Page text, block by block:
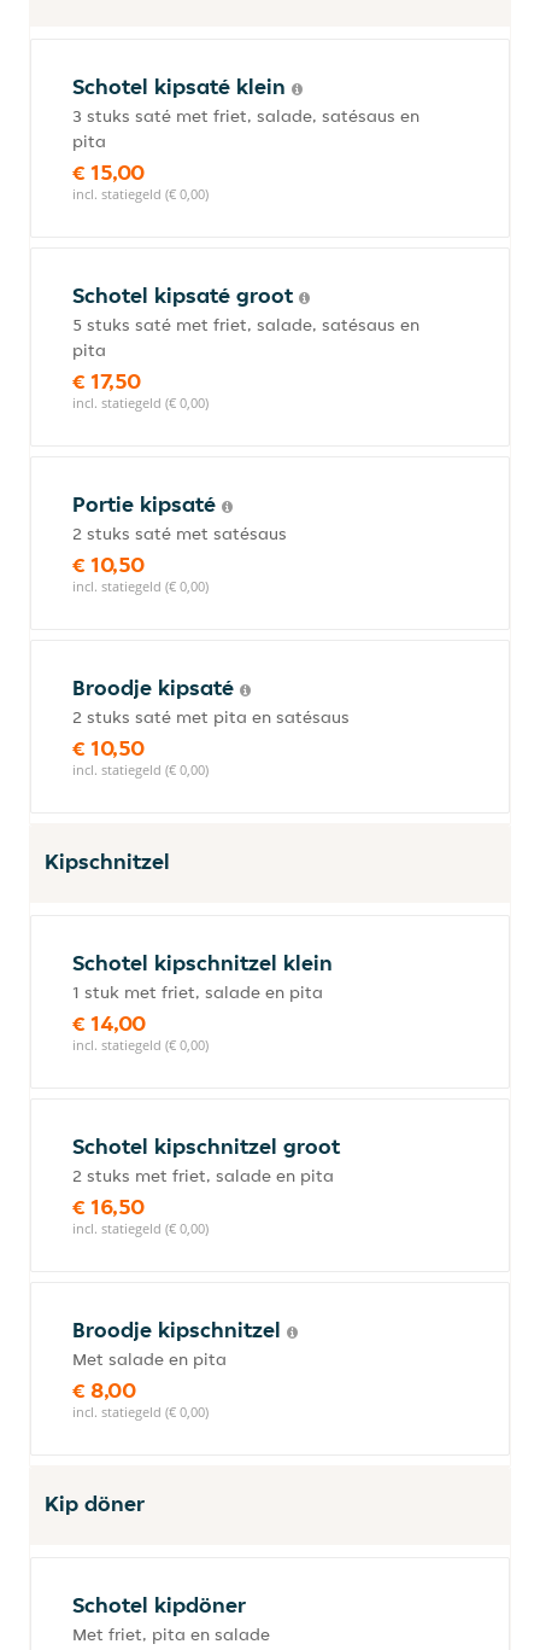
Schotel kipsaté klein
3 stuks saté met friet, salade, satésaus en
pita
€ 15,00
incl. statiegeld (€ 0,00)
Schotel kipsaté groot
5 stuks saté met friet, salade, satésaus en
pita
€ 17,50
incl. statiegeld (€ 0,00)
Portie kipsaté
2 stuks saté met satésaus
€ 10,50
incl. statiegeld (€ 0,00)
Broodje kipsaté
2 stuks saté met pita en satésaus
€ 10,50
incl. statiegeld (€ 0,00)
Kipschnitzel
Schotel kipschnitzel klein
1 stuk met friet, salade en pita
€ 14,00
incl. statiegeld (€ 0,00)
Schotel kipschnitzel groot
2 stuks met friet, salade en pita
€ 16,50
incl. statiegeld (€ 0,00)
Broodje kipschnitzel
Met salade en pita
€ 8,00
incl. statiegeld (€ 0,00)
Kip döner
Schotel kipdöner
Met friet, pita en salade